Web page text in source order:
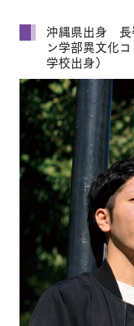
沖縄県出身 長
ン学部異文化
学校出身）